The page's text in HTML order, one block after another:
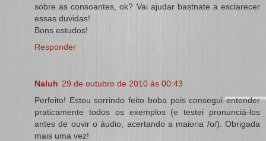
sobre as consoantes, ok? Vai ajudar bastnate a esclarecer
essas duvidas!
Bons estudos!
Responder
Naluh 29 de outubro de 2010 às 00:43
Perfeito! Estou sorrindo feito boba pois consegui entender
praticamente todos os exemplos (e testei pronunciá-los
antes de ouvir o áudio, acertando a maioria /o/). Obrigada
mais uma vez!